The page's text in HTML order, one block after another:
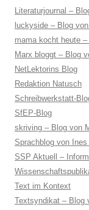
Literaturjournal –
luckyside – Blog
mama kocht heute
Marx bloggt – Blog
NetLektorins Blog
Redaktion Natusch
Schreibwerkstatt-
SfEP-Blog
skriving – Blog von
Sprachblog von
SSP Aktuell –
Text im Kontext
Textsyndikat – Blog